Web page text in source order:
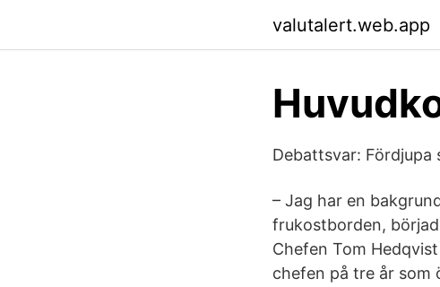
valutalert.web.app
Debattsvar:
– Jag har en
frukostborden,
Chefen Tom
chefen på tre år som